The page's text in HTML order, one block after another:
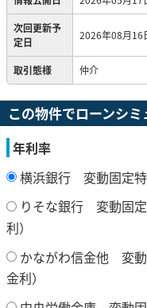
次回更新予
定日
2026年08月16
取引態様 仲介
この物件でローンシ
年利率
横浜銀行 変動固定特
りそな銀行 変動固
利）
かながわ信金他 変
金利）